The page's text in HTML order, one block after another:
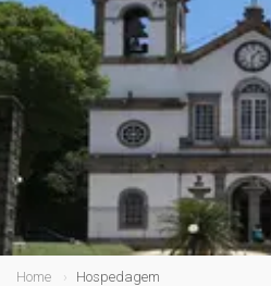
Home Hospedagem